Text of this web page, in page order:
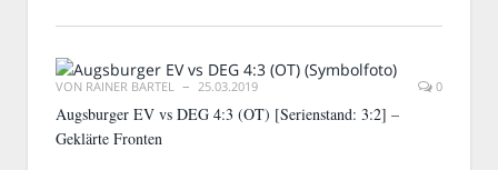
VON RAINER BARTEL 25.03.2019 0
Augsburger EV vs DEG 4:3 (OT) [Serienstand: 3:2] –
Geklärte Fronten